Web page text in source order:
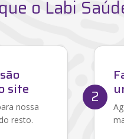
o Labi
site
nossa
resto.
2